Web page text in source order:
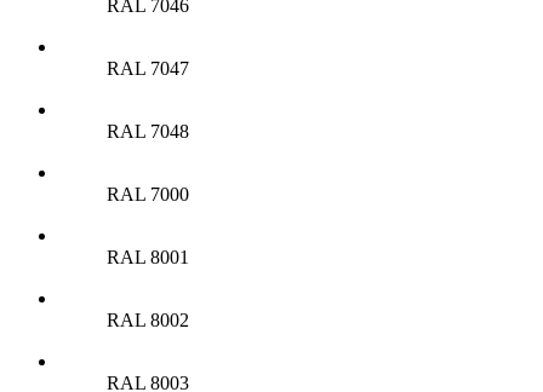
RAL 7046
RAL 7047
RAL 7048
RAL 7000
RAL 8001
RAL 8002
RAL 8003